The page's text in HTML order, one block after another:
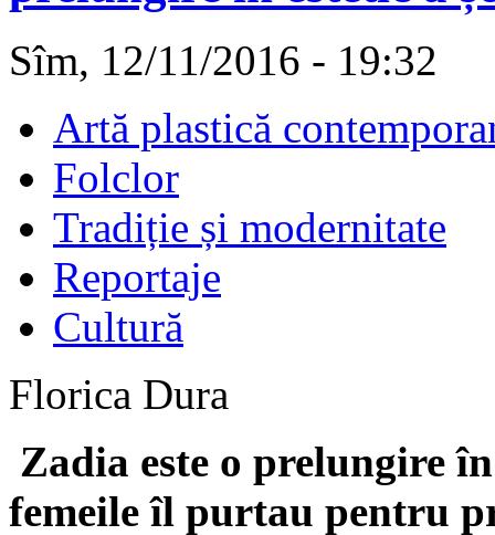
Sîm, 12/11/2016 - 19:32
Artă plastică
Folclor
Tradiție și modernitate
Reportaje
Cultură
Florica Dura
Zadia este o prelungire
femeile îl purtau pentru